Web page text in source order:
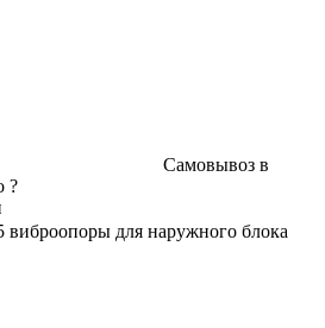
Самовывоз в
?
виброопоры для наружного блока